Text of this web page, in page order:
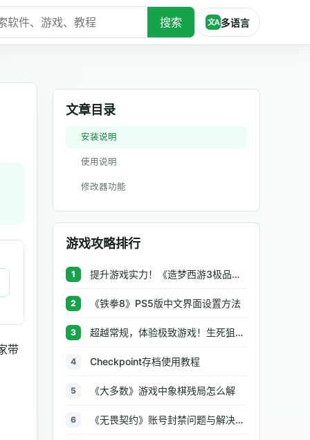
搜索 文A 多语言
带
文章目录
安装说明
使用说明
修改器功能
游戏攻略排行
1 提升游戏实力！《造梦西游3极品辅助》让你秒杀BOSS、逆天属性一键修改
2 《铁拳8》PS5版中文界面设置方法
3 超越常规，体验极致游戏！生死狙击极品辅助工具助你无往不利
4 Checkpoint存档使用教程
5 《大多数》游戏中象棋残局怎么解
6 《无畏契约》账号封禁问题与解决方法汇总